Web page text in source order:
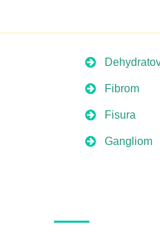
Fibrom
Fisura
Gangliom